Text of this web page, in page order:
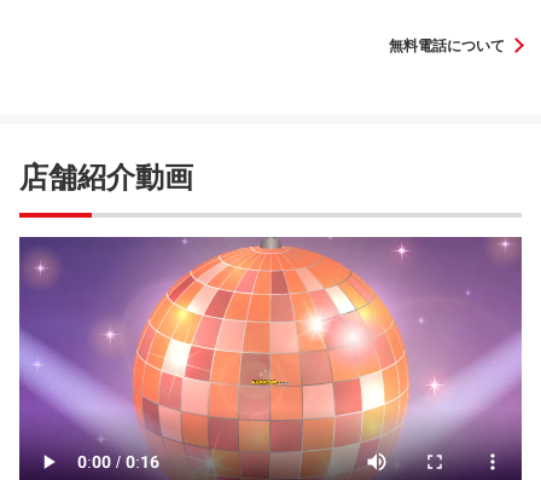
無料電話について
店舗紹介動画